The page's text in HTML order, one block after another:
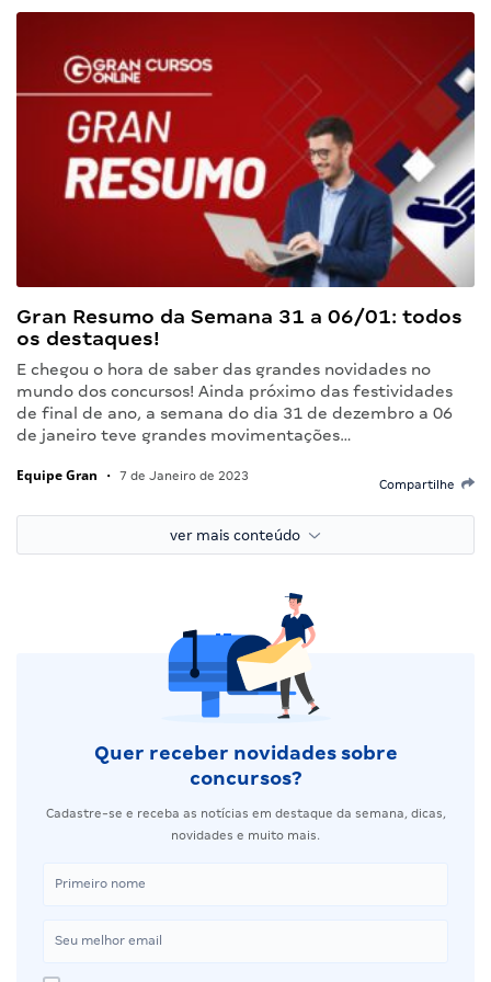
Gran Resumo da Semana 31 a 06/01: todos
os destaques!
E chegou o hora de saber das grandes novidades no
mundo dos concursos! Ainda próximo das festividades
de final de ano, a semana do dia 31 de dezembro a 06
de janeiro teve grandes movimentações…
Equipe Gran • 7 de Janeiro de 2023
Compartilhe
ver mais conteúdo
Quer receber novidades sobre
concursos?
Cadastre-se e receba as notícias em destaque da semana, dicas,
novidades e muito mais.